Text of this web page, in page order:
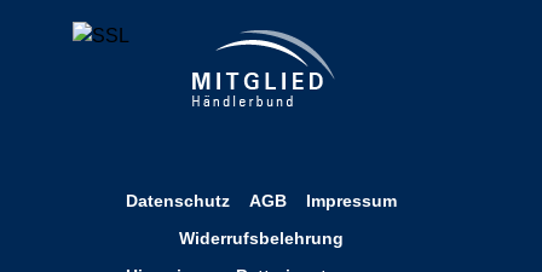
Datenschutz AGB
Impressum
Widerrufsbelehrung